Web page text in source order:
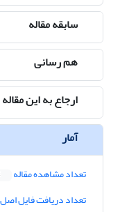
سابقه مقاله
هم رسانی
ارجاع به این مقاله
آمار
تعداد مشاهده مقاله
تعداد دریافت فایل اصل